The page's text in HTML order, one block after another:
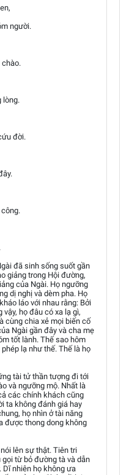
người.
chào.
lòng.
đời.
đã sinh sống suốt gần
giảng trong Hội đường,
của Ngài. Họ ngưỡng
dị nghị và dèm pha. Họ
láo với nhau rằng: Bởi
họ đâu có xa lạ gì,
cùng chia xẻ mọi biến cố
Ngài gần đây và cha mẹ
tốt lành. Thế sao hôm
lạ như thế. Thế là họ
tài tử thần tượng đi tới
và ngưỡng mộ. Nhất là
các chính khách cũng
ta không đánh giá hay
họ nhìn ở tài năng
được thong dong không
lên sự thật. Tiên tri
từ bỏ đường tà và dẫn
Dĩ nhiên họ không ưa